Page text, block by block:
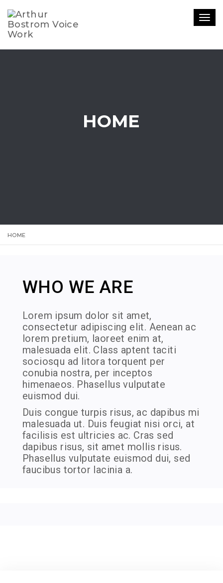
HOME
HOME
WHO WE ARE
Lorem ipsum dolor sit amet,
consectetur adipiscing elit. Aenean ac
lorem pretium, laoreet enim at,
malesuada elit. Class aptent taciti
sociosqu ad litora torquent per
conubia nostra, per inceptos
himenaeos. Phasellus vulputate
euismod dui.
Duis congue turpis risus, ac dapibus mi
malesuada ut. Duis feugiat nisi orci, at
facilisis est ultricies ac. Cras sed
dapibus risus, sit amet mollis risus.
Phasellus vulputate euismod dui, sed
faucibus tortor lacinia a.